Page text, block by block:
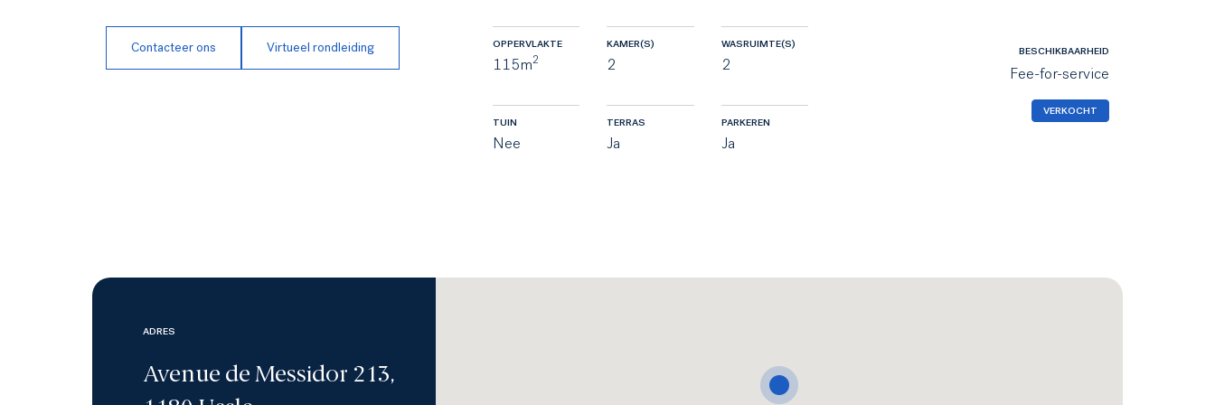
Contacteer ons Virtueel rondleiding OPPERVLAKTE
115m2
KAMER(S)
2
WASRUIMTE(S)
2
TUIN
Nee
TERRAS
Ja
PARKEREN
Ja
BESCHIKBAARHEID
Fee-for-service
VERKOCHT
ADRES
Avenue de Messidor 213,